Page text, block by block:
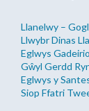
Llanelwy –
Llwybr Dinas
Eglwys
Gŵyl Gerdd
Eglwys y
Siop Ffatri